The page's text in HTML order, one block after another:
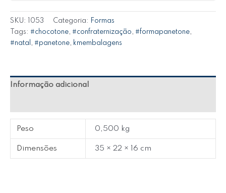
SKU: 1053 Categoria: Formas
Tags: #chocotone #confraternização #formapanetone
#natal
#panetone kmembalagens
Informação adicional
Peso 0,500 kg
Dimensões 35 × 22 × 16 cm